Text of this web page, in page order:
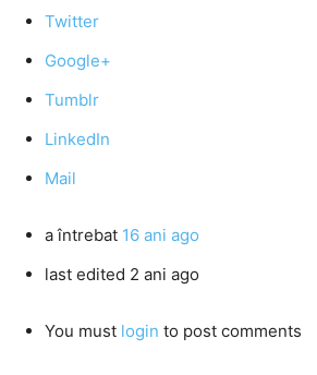
Twitter
Google+
Tumblr
LinkedIn
Mail
a întrebat 16 ani ago
last edited 2 ani ago
You must login to post comments